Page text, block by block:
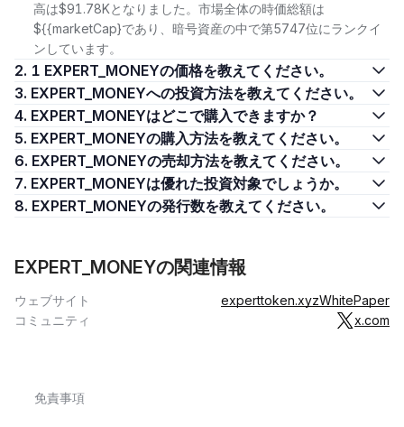
高は$91.78Kとなりました。市場全体の時価総額は
${{marketCap}であり、暗号資産の中で第5747位にランクイ
ンしています。
2. 1 EXPERT_MONEYの価格を教えてください。
3. EXPERT_MONEYへの投資方法を教えてください。
4. EXPERT_MONEYはどこで購入できますか？
5. EXPERT_MONEYの購入方法を教えてください。
6. EXPERT_MONEYの売却方法を教えてください。
7. EXPERT_MONEYは優れた投資対象でしょうか。
8. EXPERT_MONEYの発行数を教えてください。
EXPERT_MONEYの関連情報
ウェブサイト experttoken.xyzWhitePaper
コミュニティ
x.com
免責事項